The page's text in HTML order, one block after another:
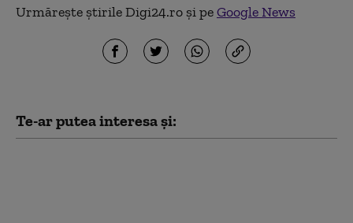
Urmărește știrile Digi24.ro și peGoogle News
Te-ar putea interesa și: